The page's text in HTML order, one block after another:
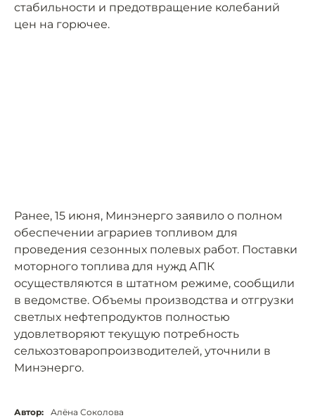
стабильности и предотвращение колебаний
цен на горючее.
Ранее, 15 июня, Минэнерго заявило о полном
обеспечении аграриев топливом для
проведения сезонных полевых работ. Поставки
моторного топлива для нужд АПК
осуществляются в штатном режиме, сообщили
в ведомстве. Объемы производства и отгрузки
светлых нефтепродуктов полностью
удовлетворяют текущую потребность
сельхозтоваропроизводителей, уточнили в
Минэнерго.
Автор: Алёна Соколова